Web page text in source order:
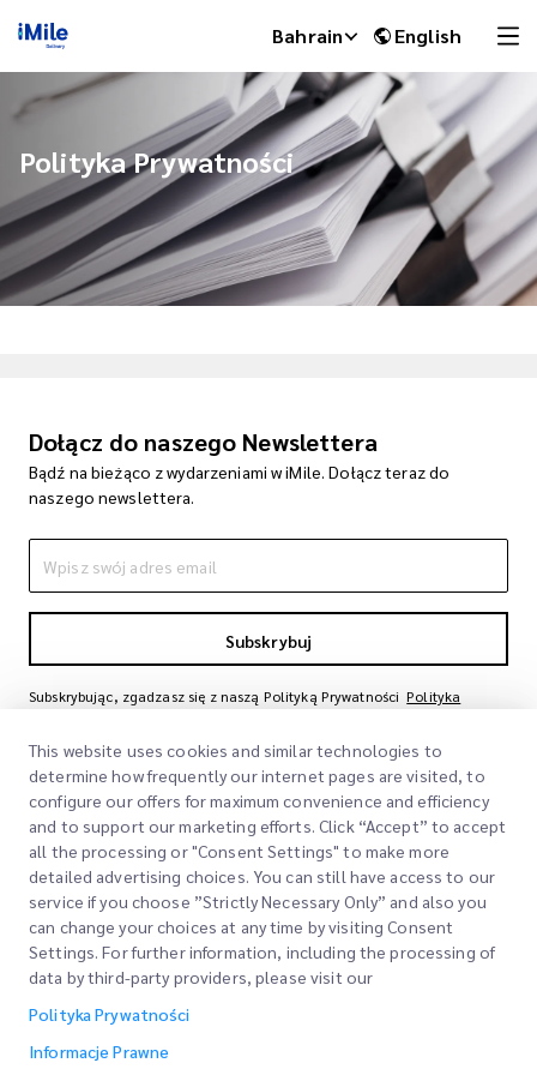
Bahrain English
Polityka Prywatności
Dołącz do naszego Newslettera
Bądź na bieżąco z wydarzeniami w iMile. Dołącz teraz do
naszego newslettera.
Subskrybuj
Subskrybując, zgadzasz się z naszą Polityką Prywatności Polityka
Szybkie Linki
Lokalizacje Biur
Poproś o Wycenę
Firma
O Nas
Nasze Usługi
This website uses cookies and similar technologies to
determine how frequently our internet pages are visited, to
configure our offers for maximum convenience and efficiency
and to support our marketing efforts. Click “Accept” to accept
all the processing or "Consent Settings" to make more
detailed advertising choices. You can still have access to our
service if you choose ”Strictly Necessary Only” and also you
can change your choices at any time by visiting Consent
Settings. For further information, including the processing of
data by third-party providers, please visit our
Polityka Prywatności
Informacje Prawne